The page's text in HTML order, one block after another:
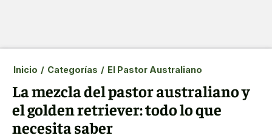
Inicio / Categorías / El Pastor Australiano
La mezcla del pastor australiano y
el golden retriever: todo lo que
necesita saber